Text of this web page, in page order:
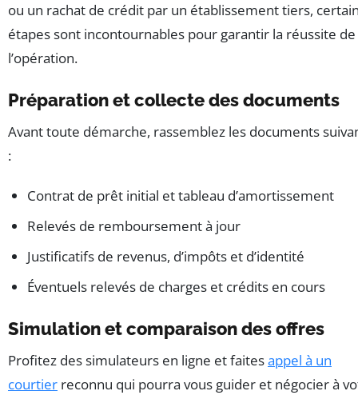
ou un rachat de crédit par un établissement tiers,
étapes sont incontournables pour garantir la réussite de
l’opération.
Préparation et collecte des documents
Avant toute démarche, rassemblez les documents
:
Contrat de prêt initial et tableau d’amortissement
Relevés de remboursement à jour
Justificatifs de revenus, d’impôts et d’identité
Éventuels relevés de charges et crédits en cours
Simulation et comparaison des offres
Profitez des simulateurs en ligne et faitesappel à un
courtier reconnu qui pourra vous guider et négocier à